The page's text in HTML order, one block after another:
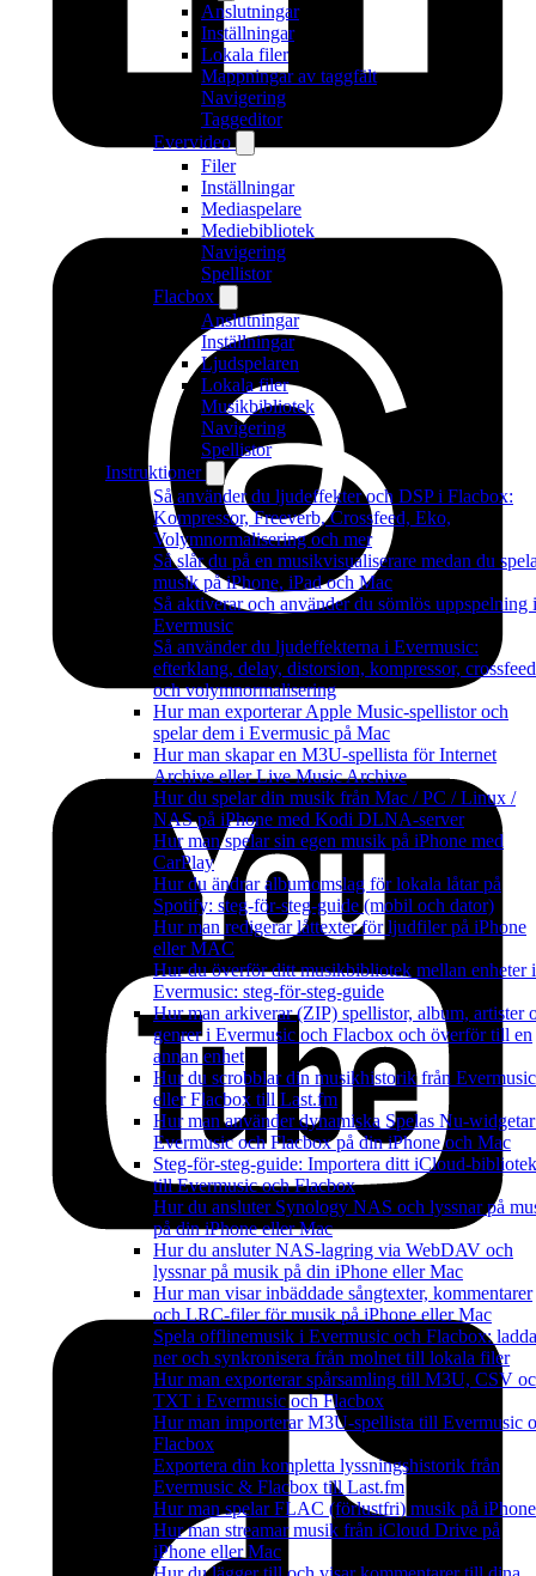
Anslutningar
Inställningar
Lokala filer
Mappningar av taggfält
Navigering
Taggeditor
Evervideo
Filer
Inställningar
Mediaspelare
Mediebibliotek
Navigering
Spellistor
Flacbox
Anslutningar
Inställningar
Ljudspelaren
Lokala filer
Musikbibliotek
Navigering
Spellistor
Instruktioner
Så använder du ljudeffekter och DSP i Flacbox:
Kompressor, Freeverb, Crossfeed, Eko,
Volymnormalisering och mer
Så slår du på en musikvisualiserare medan du
musik på iPhone, iPad och Mac
Så aktiverar och använder du sömlös uppspelning i
Evermusic
Så använder du ljudeffekterna i Evermusic:
efterklang, delay, distorsion, kompressor, crossfeed
och volymnormalisering
Hur man exporterar Apple Music-spellistor och
spelar dem i Evermusic på Mac
Hur man skapar en M3U-spellista för Internet
Archive eller Live Music Archive
Hur du spelar din musik från Mac / PC / Linux /
NAS på iPhone med Kodi DLNA-server
Hur man spelar sin egen musik på iPhone med
CarPlay
Hur du ändrar albumomslag för lokala låtar på
Spotify: steg-för-steg-guide (mobil och dator)
Hur man redigerar låttexter för ljudfiler på iPhone
eller MAC
Hur du överför ditt musikbibliotek mellan enheter i
Evermusic: steg-för-steg-guide
Hur man arkiverar (ZIP) spellistor, album, artister
genrer i Evermusic och Flacbox och överför till en
annan enhet
Hur du scrobblar din musikhistorik från Evermusic
eller Flacbox till Last.fm
Hur man använder dynamiska Spelas Nu-
Evermusic och Flacbox på din iPhone och Mac
Steg-för-steg-guide: Importera ditt iCloud-bibliotek
till Evermusic och Flacbox
Hur du ansluter Synology NAS och lyssnar på
på din iPhone eller Mac
Hur du ansluter NAS-lagring via WebDAV och
lyssnar på musik på din iPhone eller Mac
Hur man visar inbäddade sångtexter, kommentarer
och LRC-filer för musik på iPhone eller Mac
Spela offlinemusik i Evermusic och Flacbox: ladda
ner och synkronisera från molnet till lokala filer
Hur man exporterar spårsamling till M3U, CSV
TXT i Evermusic och Flacbox
Hur man importerar M3U-spellista till Evermusic
Flacbox
Exportera din kompletta lyssningshistorik från
Evermusic & Flacbox till Last.fm
Hur man spelar FLAC (förlustfri) musik på iPhone
Hur man streamar musik från iCloud Drive på
iPhone eller Mac